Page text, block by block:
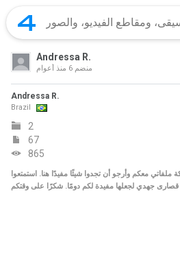
Andressa R.
منضم
Andressa R.
Brazil
2
67
865
معكم وأرجو أن تجدوا شيئًا مفيدًا هنا. استمتعوا